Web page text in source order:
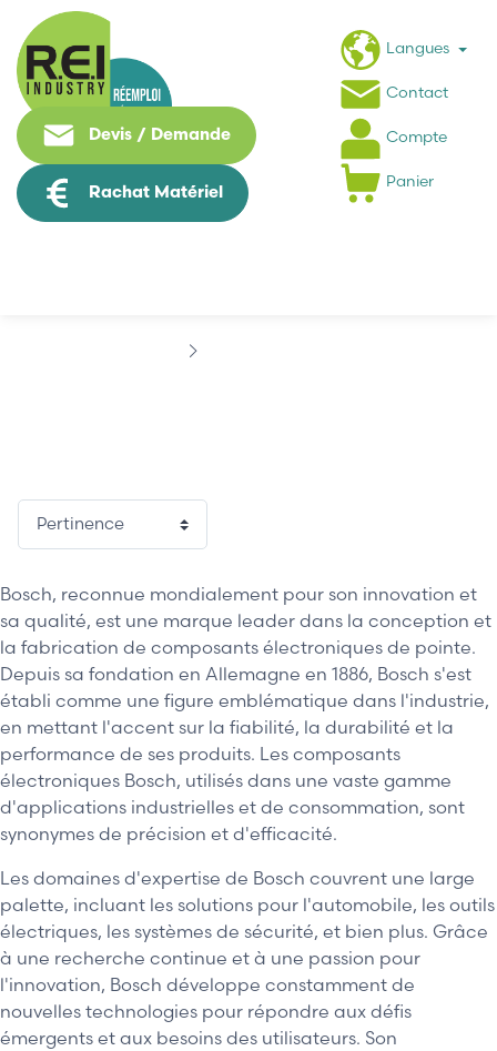
Devis / Demande
Rachat Matériel
Langues
Contact
Compte
Panier
Bosch, reconnue mondialement pour son innovation et
sa qualité, est une marque leader dans la conception et
la fabrication de composants électroniques de pointe.
Depuis sa fondation en Allemagne en 1886, Bosch s'est
établi comme une figure emblématique dans l'industrie,
en mettant l'accent sur la fiabilité, la durabilité et la
performance de ses produits. Les composants
électroniques Bosch, utilisés dans une vaste gamme
d'applications industrielles et de consommation, sont
synonymes de précision et d'efficacité.
Les domaines d'expertise de Bosch couvrent une large
palette, incluant les solutions pour l'automobile, les outils
électriques, les systèmes de sécurité, et bien plus. Grâce
à une recherche continue et à une passion pour
l'innovation, Bosch développe constamment de
nouvelles technologies pour répondre aux défis
émergents et aux besoins des utilisateurs. Son